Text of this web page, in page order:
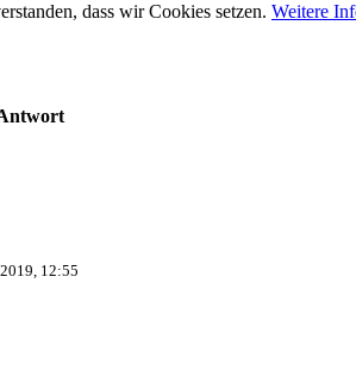
dass wir Cookies setzen. Weitere
12:55